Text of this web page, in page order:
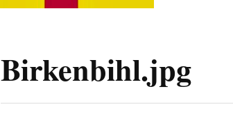
Birkenbihl.jpg